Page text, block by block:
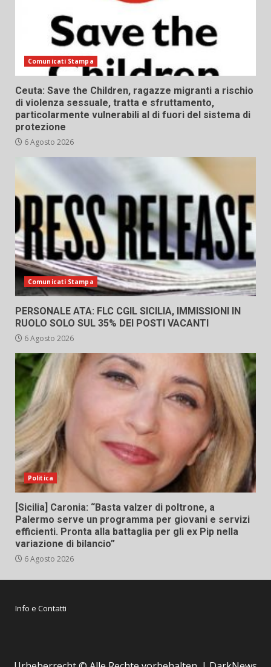
Comunicati Stampa
Ceuta: Save the Children, ragazze migranti a rischio
di violenza sessuale, tratta e sfruttamento,
particolarmente vulnerabili al di fuori del sistema di
protezione
6 Agosto 2026
Comunicati Stampa
PERSONALE ATA: FLC CGIL SICILIA, IMMISSIONI IN
RUOLO SOLO SUL 35% DEI POSTI VACANTI
6 Agosto 2026
Politica
[Sicilia] Caronia: “Basta valzer di poltrone, a
Palermo serve un programma per giovani e servizi
efficienti. Pronta alla battaglia per gli ex Pip nella
variazione di bilancio”
6 Agosto 2026
Info e Contatti